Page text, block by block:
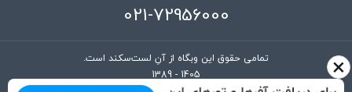
×
021-72956000
تمامی حقوق این وبگاه از آنِ لست‌سکند است.
1389 - 1405